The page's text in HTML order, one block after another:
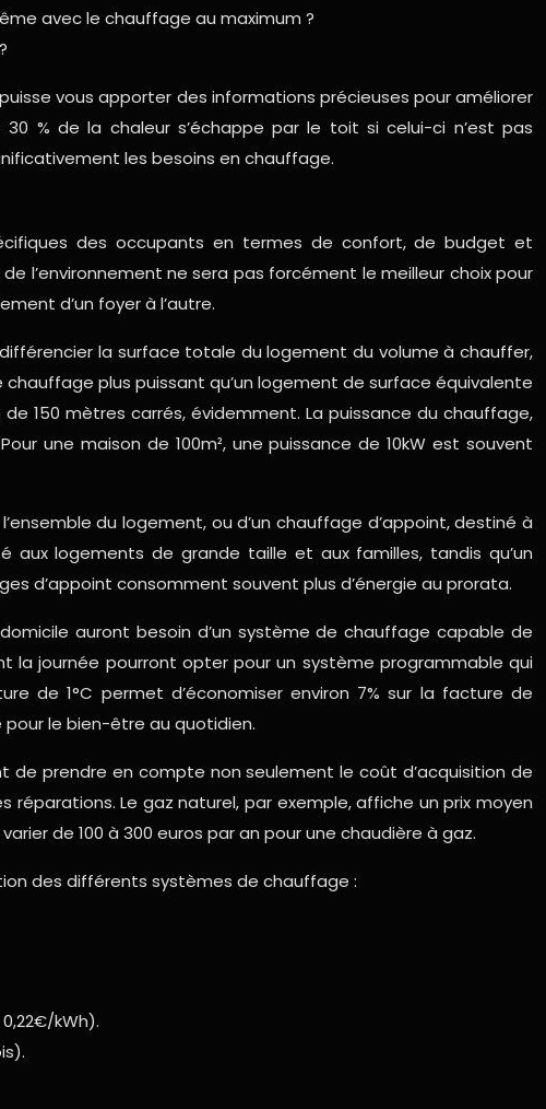
avec le chauffage au maximum ?
vous apporter des informations précieuses pour améliorer
% de la chaleur s’échappe par le toit si celui-ci n’est pas
les besoins en chauffage.
des occupants en termes de confort, de budget et
l’environnement ne sera pas forcément le meilleur choix pour
d’un foyer à l’autre.
la surface totale du logement du volume à chauffer,
plus puissant qu’un logement de surface équivalente
150 mètres carrés, évidemment. La puissance du chauffage,
une maison de 100m², une puissance de 10kW est souvent
du logement, ou d’un chauffage d’appoint, destiné à
logements de grande taille et aux familles, tandis qu’un
d’appoint consomment souvent plus d’énergie au prorata.
auront besoin d’un système de chauffage capable de
journée pourront opter pour un système programmable qui
de 1°C permet d’économiser environ 7% sur la facture de
le bien-être au quotidien.
prendre en compte non seulement le coût d’acquisition de
réparations. Le gaz naturel, par exemple, affiche un prix moyen
de 100 à 300 euros par an pour une chaudière à gaz.
des différents systèmes de chauffage :
kWh).